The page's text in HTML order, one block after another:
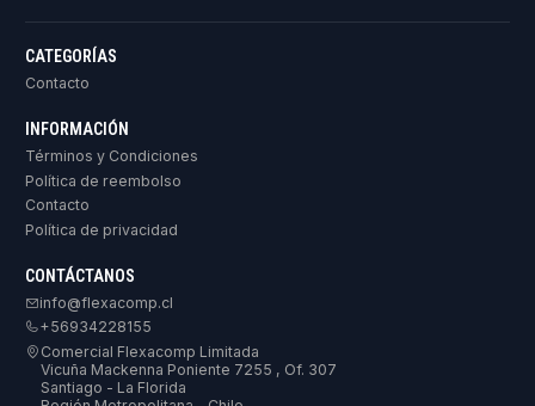
CATEGORÍAS
Contacto
INFORMACIÓN
Términos y Condiciones
Política de reembolso
Contacto
Política de privacidad
CONTÁCTANOS
info@flexacomp.cl
+56934228155
Comercial Flexacomp Limitada
Vicuña Mackenna Poniente 7255 , Of. 307
Santiago - La Florida